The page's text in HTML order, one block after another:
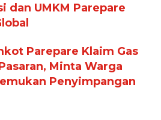
dan UMKM Parepare
Parepare Klaim Gas
Minta Warga
Penyimpangan